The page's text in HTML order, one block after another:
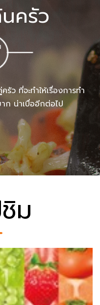
ครัว
ว ที่จะทำให้เรื่องการทำ
ก น่าเบื่ออีกต่อไป
ม